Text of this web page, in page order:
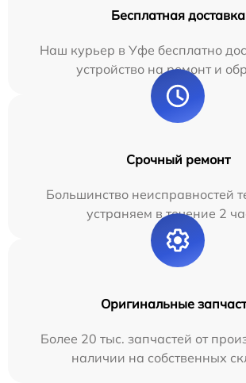
Бесплатная доставка
Наш курьер в Уфе бесплатно
устройство на ремонт и
Срочный ремонт
Большинство неисправностей
устраняем в течение 2
Оригинальные
Более 20 тыс. запчастей от
наличии на собственных